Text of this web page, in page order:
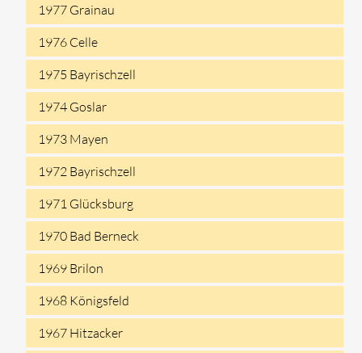
1977 Grainau
1976 Celle
1975 Bayrischzell
1974 Goslar
1973 Mayen
1972 Bayrischzell
1971 Glücksburg
1970 Bad Berneck
1969 Brilon
1968 Königsfeld
1967 Hitzacker